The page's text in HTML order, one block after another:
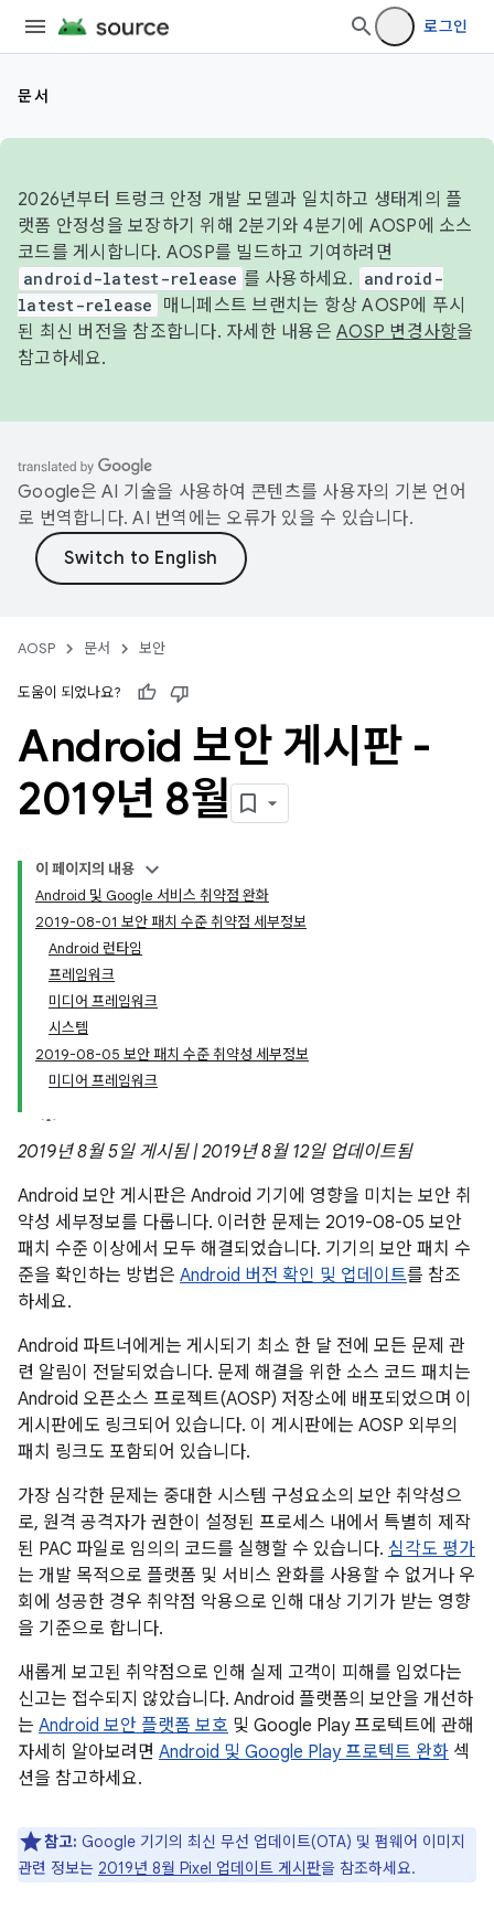
로그인
문서
2026년부터 트렁크 안정 개발 모델과 일치하고 생태계의 플
랫폼 안정성을 보장하기 위해 2분기와 4분기에 AOSP에 소스
코드를 게시합니다. AOSP를 빌드하고 기여하려면
android-latest-release 를 사용하세요.
android-
latest-release
매니페스트 브랜치는 항상 AOSP에 푸시
된 최신 버전을 참조합니다. 자세한 내용은 AOSP 변경사항을
참고하세요.
Google은 AI 기술을 사용하여 콘텐츠를 사용자의 기본 언어
로 번역합니다. AI 번역에는 오류가 있을 수 있습니다.
AOSP 문서 보안
도움이 되었나요?
Android 보안 게시판 -
2019년 8월
이 페이지의 내용
Android 및 Google 서비스 취약점 완화
2019-08-01 보안 패치 수준 취약점 세부정보
Android 런타임
프레임워크
미디어 프레임워크
시스템
2019-08-05 보안 패치 수준 취약성 세부정보
미디어 프레임워크
2019년 8월 5일 게시됨 | 2019년 8월 12일 업데이트됨
Android 보안 게시판은 Android 기기에 영향을 미치는 보안 취
약성 세부정보를 다룹니다. 이러한 문제는 2019-08-05 보안
패치 수준 이상에서 모두 해결되었습니다. 기기의 보안 패치 수
준을 확인하는 방법은 Android 버전 확인 및 업데이트를 참조
하세요.
Android 파트너에게는 게시되기 최소 한 달 전에 모든 문제 관
련 알림이 전달되었습니다. 문제 해결을 위한 소스 코드 패치는
Android 오픈소스 프로젝트(AOSP) 저장소에 배포되었으며 이
게시판에도 링크되어 있습니다. 이 게시판에는 AOSP 외부의
패치 링크도 포함되어 있습니다.
가장 심각한 문제는 중대한 시스템 구성요소의 보안 취약성으
로, 원격 공격자가 권한이 설정된 프로세스 내에서 특별히 제작
된 PAC 파일로 임의의 코드를 실행할 수 있습니다. 심각도 평가
는 개발 목적으로 플랫폼 및 서비스 완화를 사용할 수 없거나 우
회에 성공한 경우 취약점 악용으로 인해 대상 기기가 받는 영향
을 기준으로 합니다.
새롭게 보고된 취약점으로 인해 실제 고객이 피해를 입었다는
신고는 접수되지 않았습니다. Android 플랫폼의 보안을 개선하
는 Android 보안 플랫폼 보호 및 Google Play 프로텍트에 관해
자세히 알아보려면 Android 및 Google Play 프로텍트 완화 섹
션을 참고하세요.
참고: Google 기기의 최신 무선 업데이트(OTA) 및 펌웨어 이미지
관련 정보는 2019년 8월 Pixel 업데이트 게시판을 참조하세요.